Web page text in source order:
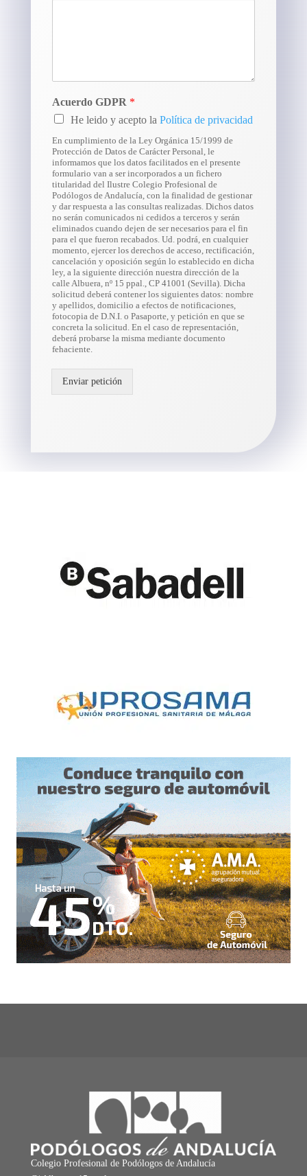
Acuerdo GDPR *
He leido y acepto la Política de privacidad
En cumplimiento de la Ley Orgánica 15/1999 de
Protección de Datos de Carácter Personal, le
informamos que los datos facilitados en el presente
formulario van a ser incorporados a un fichero
titularidad del Ilustre Colegio Profesional de
Podólogos de Andalucía, con la finalidad de gestionar
y dar respuesta a las consultas realizadas. Dichos datos
no serán comunicados ni cedidos a terceros y serán
eliminados cuando dejen de ser necesarios para el fin
para el que fueron recabados. Ud. podrá, en cualquier
momento, ejercer los derechos de acceso, rectificación,
cancelación y oposición según lo establecido en dicha
ley, a la siguiente dirección nuestra dirección de la
calle Albuera, nº 15 ppal., CP 41001 (Sevilla). Dicha
solicitud deberá contener los siguientes datos: nombre
y apellidos, domicilio a efectos de notificaciones,
fotocopia de D.N.I. o Pasaporte, y petición en que se
concreta la solicitud. En el caso de representación,
deberá probarse la misma mediante documento
fehaciente.
Enviar petición
Colegio Profesional de Podólogos de Andalucía